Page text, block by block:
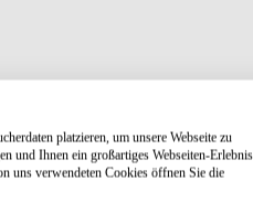
platzieren, um unsere Webseite zu
und Ihnen ein großartiges Webseiten-
uns verwendeten Cookies öffnen Sie die